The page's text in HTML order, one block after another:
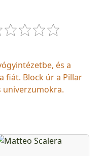
és a
fiát. Block úr a Pillar
univerzumokra.